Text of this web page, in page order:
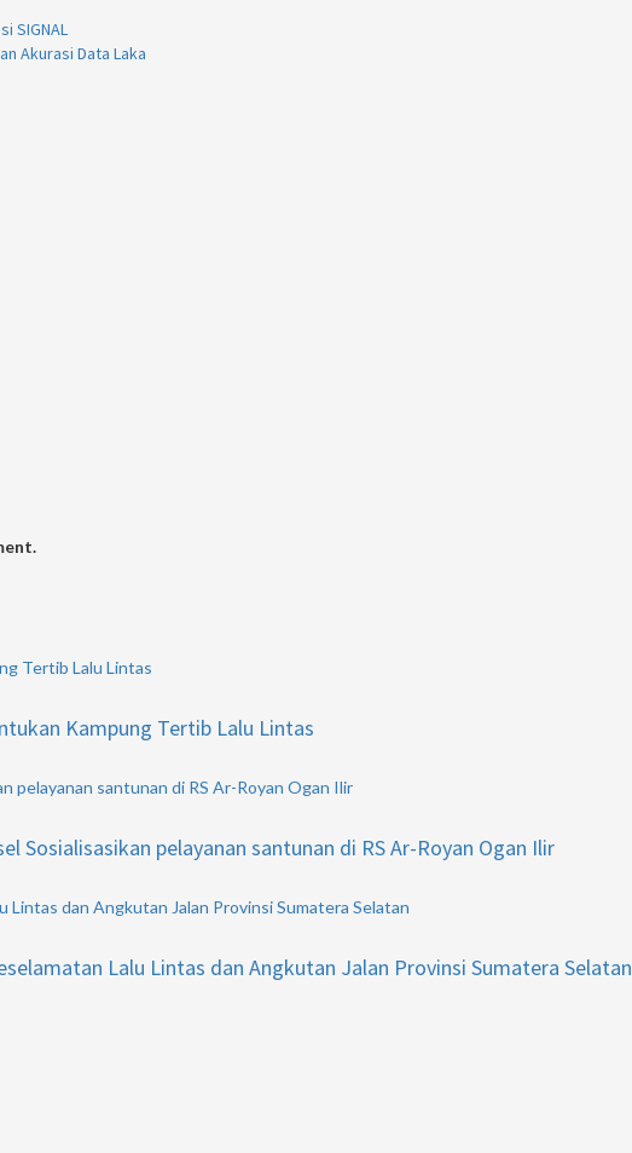
SIGNAL
Akurasi Data Laka
Tertib Lalu Lintas
Kampung Tertib Lalu Lintas
pelayanan santunan di RS Ar-Royan Ogan Ilir
Sosialisasikan pelayanan santunan di RS Ar-Royan Ogan Ilir
Lintas dan Angkutan Jalan Provinsi Sumatera Selatan
Lalu Lintas dan Angkutan Jalan Provinsi Sumatera Selatan